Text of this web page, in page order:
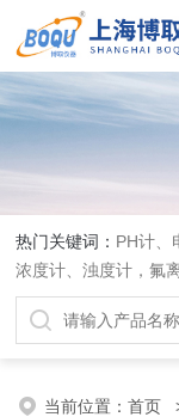
热门关键词： PH计、
浓度计、浊度计，氟
仪，PH电极、溶氧电
当前位置：首页